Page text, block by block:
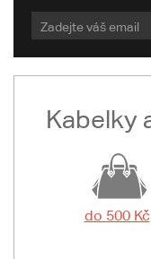
Kabelky
do 500 Kč